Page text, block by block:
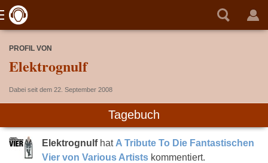
PROFIL VON
Elektrognulf
Dabei seit dem 22. September 2008
Tagebuch
Elektrognulfhat A Tribute To Die Fantastischen
Vier von Various Artists kommentiert.